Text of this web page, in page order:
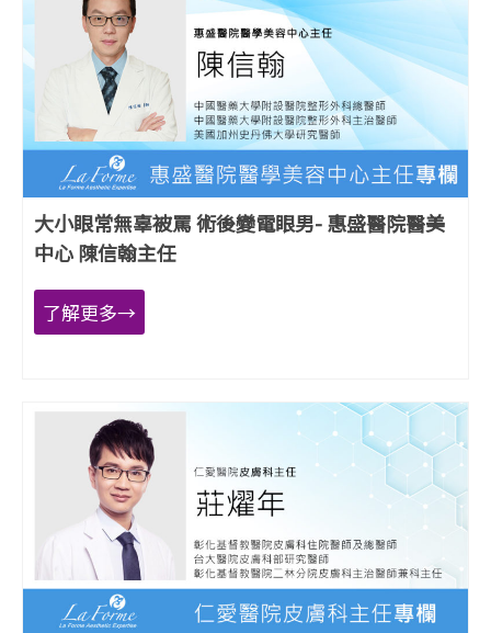
大小眼常無辜被罵 術後變電眼男- 惠盛醫院醫美
中心 陳信翰主任
了解更多→